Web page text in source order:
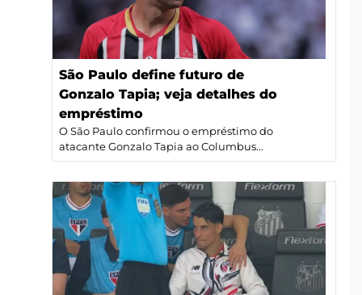
São Paulo define futuro de
Gonzalo Tapia; veja detalhes do
empréstimo
O São Paulo confirmou o empréstimo do
atacante Gonzalo Tapia ao Columbus...